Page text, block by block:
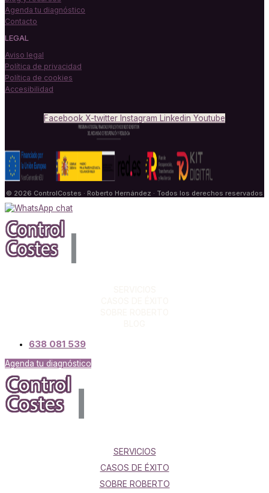
Agenda tu diagnóstico
Contacto
LEGAL
Aviso legal
Política de privacidad
Política de cookies
Accesibilidad
Facebook X-twitter Instagram Linkedin Youtube
© 2026 ControlCostes · Roberto Hernández · Todos los derechos reservados
638 081 539
Agenda tu diagnóstico
SERVICIOS
CASOS DE ÉXITO
SOBRE ROBERTO